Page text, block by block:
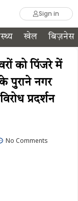
Sign in
खेल बिज़नेस
को पिंजरे में
पुराने नगर
प्रदर्शन
No Comments